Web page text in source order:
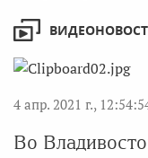
4 апр. 2021 г.,
Во